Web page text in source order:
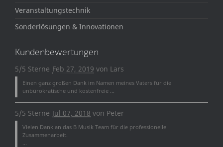
Veranstaltungstechnik
Sonderlösungen & Innovationen
Kundenbewertungen
5/5 Sterne Feb 27, 2019 von Lars
Einen ganz großen Dank im Namen meines Vaters für die
unbürokratische und kostenfreie ...
5/5 Sterne Jul 07, 2018 von Peter
Vielen Dank an das B Musik Team für die professionelle
Zusammenarbeit.
...